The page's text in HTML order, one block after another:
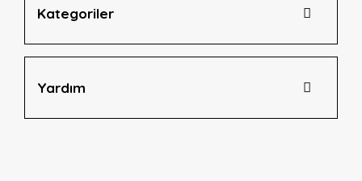
Kategoriler
Yardım